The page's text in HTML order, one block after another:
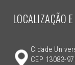
LOCALIZAÇÃO
Cidade
CEP 13083-